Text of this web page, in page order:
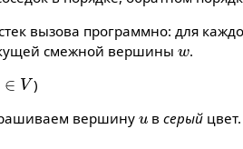
вызова программно: для
смежной вершины
w
.
V
)
вершину всерый цвет.